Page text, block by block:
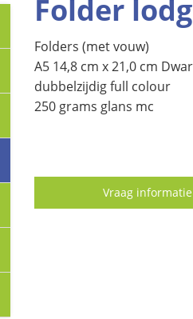
Folder
Folders (met vouw)
A5 14,8 cm x 21,0 cm
dubbelzijdig full colour
250 grams glans mc
Vraag